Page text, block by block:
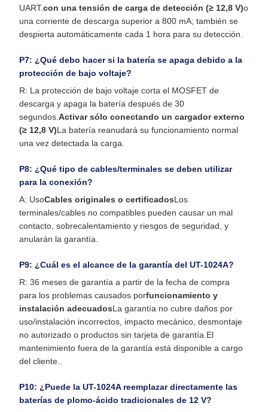
UART.con una tensión de carga de detección (≥ 12,8 V)o
una corriente de descarga superior a 800 mA; también se
despierta automáticamente cada 1 hora para su detección.
P7: ¿Qué debo hacer si la batería se apaga debido a la
protección de bajo voltaje?
R: La protección de bajo voltaje corta el MOSFET de
descarga y apaga la batería después de 30
segundos. Activar sólo conectando un cargador externo
(≥ 12,8 V)La batería reanudará su funcionamiento normal
una vez detectada la carga.
P8: ¿Qué tipo de cables/terminales se deben utilizar
para la conexión?
A: UsoCables originales o certificadosLos
terminales/cables no compatibles pueden causar un mal
contacto, sobrecalentamiento y riesgos de seguridad, y
anularán la garantía.
P9: ¿Cuál es el alcance de la garantía del UT-1024A?
R: 36 meses de garantía a partir de la fecha de compra
para los problemas causados porfuncionamiento y
instalación adecuadosLa garantía no cubre daños por
uso/instalación incorrectos, impacto mecánico, desmontaje
no autorizado o productos sin tarjeta de garantía.El
mantenimiento fuera de la garantía está disponible a cargo
del cliente..
P10: ¿Puede la UT-1024A reemplazar directamente las
baterías de plomo-ácido tradicionales de 12 V?